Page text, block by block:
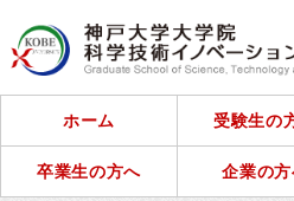
ホーム 受験生の
卒業生の方へ 企業の